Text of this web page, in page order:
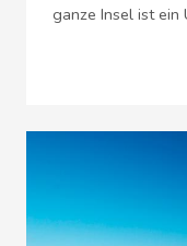
ganze Insel ist ein